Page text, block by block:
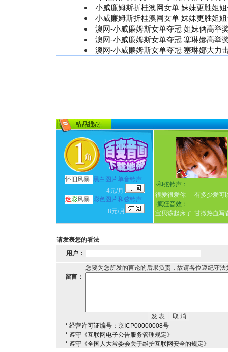
小威廉姆斯折桂澳网女单 妹妹更胜姐
小威廉姆斯折桂澳网女单 妹妹更胜姐
澳网-小威廉姆斯女单夺冠 姐妹俩高举
澳网-小威廉姆斯女单夺冠 塞琳娜高举
澳网-小威廉姆斯女单夺冠 塞琳娜大力
怀 旧 风暴
黑白图片单音铃声
4元/月
迷彩风暴 彩色图片和弦铃声
8元/月
·和弦铃声：
很爱很爱你
有多少爱可
·疯狂音效：
宝贝该起床了 甘撒热血写
请发表您的看法
用户：
您要为您所发的言论的后果负责，故请各位遵纪守
留言：
* 经营许可证编号：京ICP00000008号
* 遵守《互联网电子公告服务管理规定》
* 遵守《全国人大常委会关于维护互联网安全的规定》